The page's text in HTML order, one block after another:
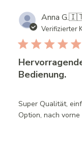
Anna G.
Verifizierter
Bedienung.
Super Qualität,
Option, nach vorne